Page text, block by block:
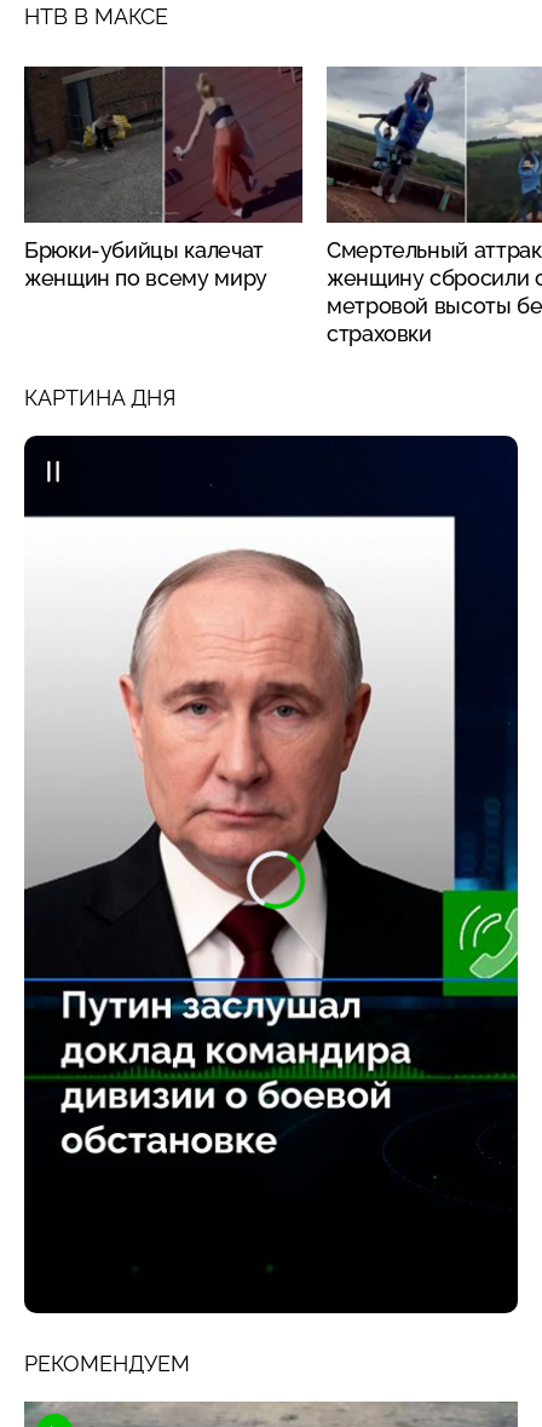
НТВ В МАКСЕ
Брюки-убийцы калечат
женщин по всему миру
Смертельный
женщину сбросили
метровой высоты
страховки
КАРТИНА ДНЯ
РЕКОМЕНДУЕМ